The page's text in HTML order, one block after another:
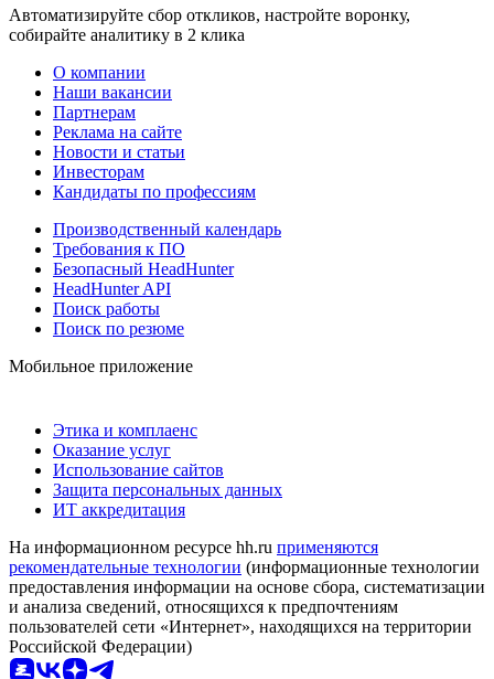
Автоматизируйте сбор откликов, настройте воронку,
собирайте аналитику в 2 клика
О компании
Наши вакансии
Партнерам
Реклама на сайте
Новости и статьи
Инвесторам
Кандидаты по профессиям
Производственный календарь
Требования к ПО
Безопасный HeadHunter
HeadHunter API
Поиск работы
Поиск по резюме
Мобильное приложение
Этика и комплаенс
Оказание услуг
Использование сайтов
Защита персональных данных
ИТ аккредитация
На информационном ресурсе hh.ru применяются
рекомендательные технологии (информационные технологии
предоставления информации на основе сбора, систематизации
и анализа сведений, относящихся к предпочтениям
пользователей сети «Интернет», находящихся на территории
Российской Федерации)